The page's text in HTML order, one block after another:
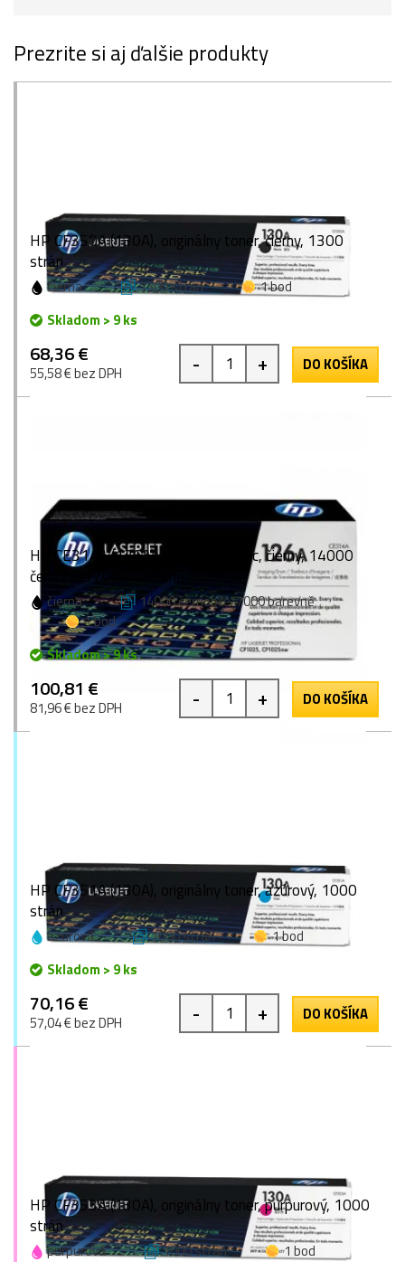
Prezrite si aj ďalšie produkty
HP CF350A (130A), originálny toner, čierny, 1300
strán
čierna 1300 strán
1 bod
Skladom > 9 ks
68,36 €
55,58 € bez DPH - + DO KOŠÍKA
HP CE314A (126A), originálny valec, čierny, 14000
černobíle/7000 barevně
čierna
14000 černobíle/7000 barevně
1 bod
Skladom > 9 ks
100,81 €
81,96 € bez DPH - + DO KOŠÍKA
HP CF351A (130A), originálny toner, azúrový, 1000
strán
azúrová 1000 strán
1 bod
Skladom > 9 ks
70,16 €
57,04 € bez DPH - + DO KOŠÍKA
HP CF353A (130A), originálny toner, purpurový, 1000
strán
purpurová 1000 strán
1 bod